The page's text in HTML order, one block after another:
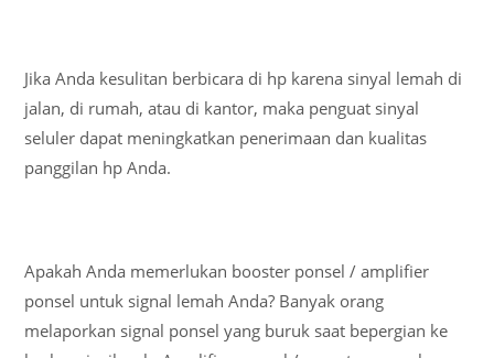
Jika Anda kesulitan berbicara di hp karena sinyal lemah di
jalan, di rumah, atau di kantor, maka penguat sinyal
seluler dapat meningkatkan penerimaan dan kualitas
panggilan hp Anda.
Apakah Anda memerlukan booster ponsel / amplifier
ponsel untuk signal lemah Anda? Banyak orang
melaporkan signal ponsel yang buruk saat bepergian ke